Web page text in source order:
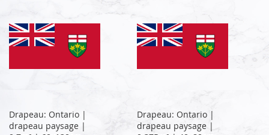
Drapeau: Ontario |
drapeau paysage |
Drapeau: Ontario |
drapeau paysage |